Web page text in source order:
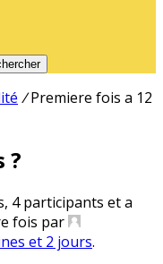
/ Premiere fois a 12
?
4 participants et a
fois par
et 2 jours.